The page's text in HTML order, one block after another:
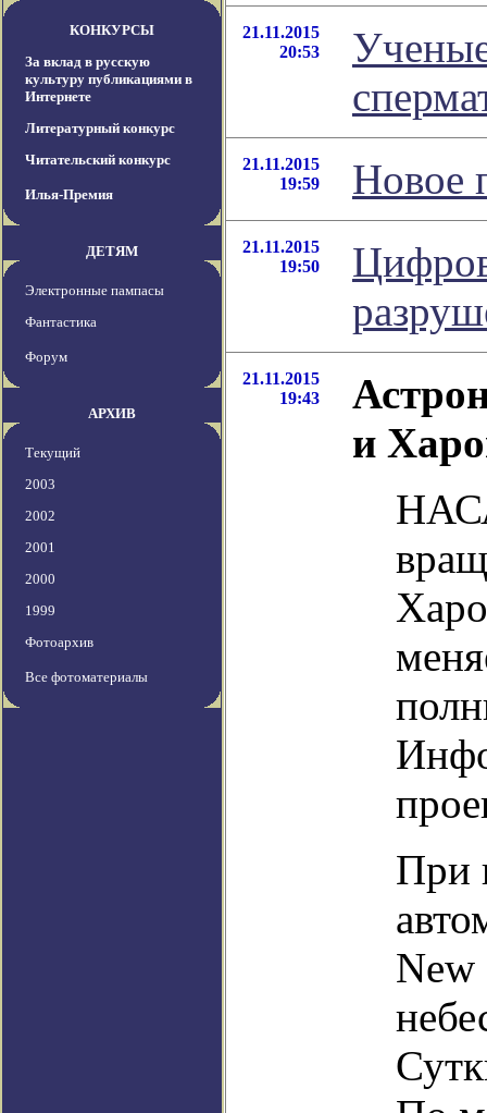
КОНКУРСЫ
За вклад в русскую
культуру публикациями в
Интернете
Литературный конкурс
Читательский конкурс
Илья-Премия
ДЕТЯМ
Электронные пампасы
Фантастика
Форум
АРХИВ
Текущий
2003
2002
2001
2000
1999
Фотоархив
Все фотоматериалы
21.11.2015
20:53
21.11.2015
19:59
Новое
21.11.2015
19:50
21.11.2015
19:43
и
При
New